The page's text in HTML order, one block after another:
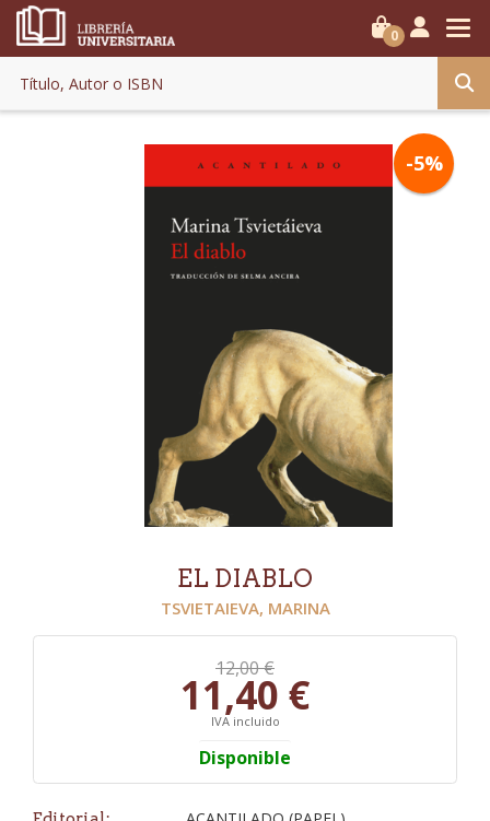
0
-5%
EL DIABLO
TSVIETAIEVA, MARINA
12,00 €
11,40 €
IVA incluido
Disponible